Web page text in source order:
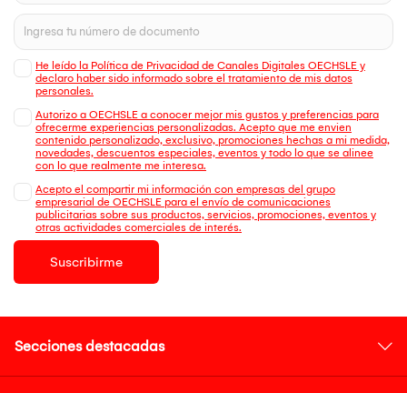
He leído la Política de Privacidad de Canales Digitales OECHSLE y
declaro haber sido informado sobre el tratamiento de mis datos
personales.
Autorizo a OECHSLE a conocer mejor mis gustos y preferencias para
ofrecerme experiencias personalizadas. Acepto que me envien
contenido personalizado, exclusivo, promociones hechas a mi medida,
novedades, descuentos especiales, eventos y todo lo que se alinee
con lo que realmente me interesa.
Acepto el compartir mi información con empresas del grupo
empresarial de OECHSLE para el envío de comunicaciones
publicitarias sobre sus productos, servicios, promociones, eventos y
otras actividades comerciales de interés.
Suscribirme
Secciones destacadas